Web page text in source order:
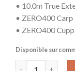
• 10.0m True
• ZERO400
• ZERO400
Disponible sur